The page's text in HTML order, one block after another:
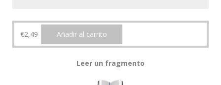
€2,49 Añadir al carrito
Leer un fragmento